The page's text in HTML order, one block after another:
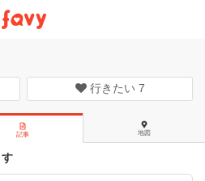
行きたい 7
記事 地図